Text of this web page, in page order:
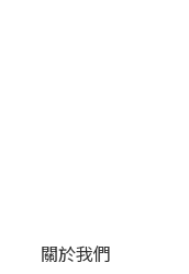
關於我們